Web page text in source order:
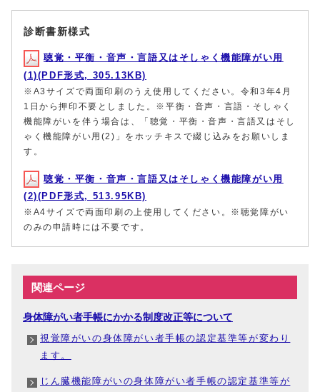
診断書新様式
聴覚・平衡・音声・言語又はそしゃく機能障がい用
(1)(PDF形式, 305.13KB)
※A3サイズで両面印刷のうえ使用してください。令和3年4月
1日から押印不要としました。※平衡・音声・言語・そしゃく
機能障がいを伴う場合は、「聴覚・平衡・音声・言語又はそし
ゃく機能障がい用(2)」をホッチキスで綴じ込みをお願いしま
す。
聴覚・平衡・音声・言語又はそしゃく機能障がい用
(2)(PDF形式, 513.95KB)
※A4サイズで両面印刷の上使用してください。※聴覚障がい
のみの申請時には不要です。
関連ページ
身体障がい者手帳にかかる制度改正等について
視覚障がいの身体障がい者手帳の認定基準等が変わり
ます。
じん臓機能障がいの身体障がい者手帳の認定基準等が